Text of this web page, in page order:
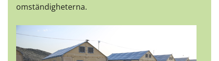
omständigheterna.